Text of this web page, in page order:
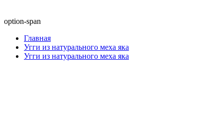
option-span
Главная
Угги из натурального меха яка
Угги из натурального меха яка